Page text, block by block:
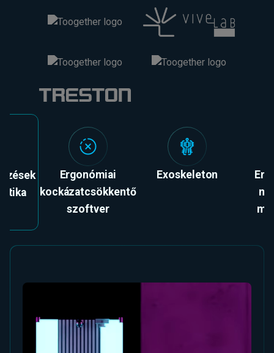
Ergonómiai
kockázatcsökkentő
szoftver
Exoskeleton